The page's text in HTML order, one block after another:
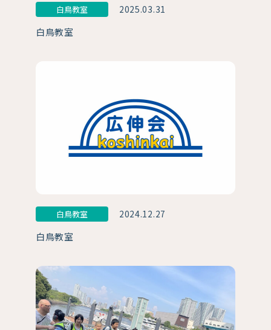
白鳥教室 2025.03.31
白鳥教室
白鳥教室 2024.12.27
白鳥教室